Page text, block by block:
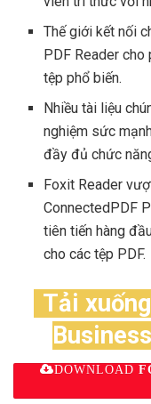
Thế giới kết nối
PDF Reader
tệp phổ biến.
Nhiều tài liệu
nghiệm sức
đầy đủ chức
Foxit Reader
ConnectedPDF
tiên tiến hàng
cho các tệp PDF.
Tải
DOWNLOAD